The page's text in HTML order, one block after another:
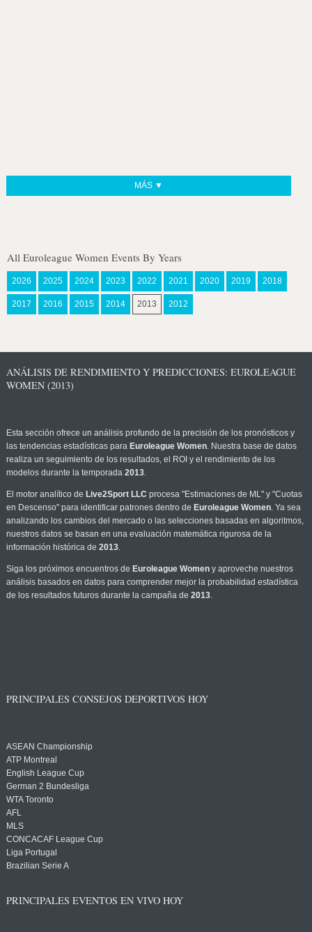
MÁS ▼
All Euroleague Women Events By Years
2026 2025 2024 2023 2022 2021 2020 2019 2018
2017 2016 2015 2014 2013 2012
ANÁLISIS DE RENDIMIENTO Y PREDICCIONES: EUROLEAGUE
WOMEN (2013)
Esta sección ofrece un análisis profundo de la precisión de los pronósticos y
las tendencias estadísticas para Euroleague Women. Nuestra base de datos
realiza un seguimiento de los resultados, el ROI y el rendimiento de los
modelos durante la temporada 2013.
El motor analítico de Live2Sport LLC procesa "Estimaciones de ML" y "Cuotas
en Descenso" para identificar patrones dentro de Euroleague Women. Ya sea
analizando los cambios del mercado o las selecciones basadas en algoritmos,
nuestros datos se basan en una evaluación matemática rigurosa de la
información histórica de 2013.
Siga los próximos encuentros de Euroleague Womeny aproveche nuestros
análisis basados en datos para comprender mejor la probabilidad estadística
de los resultados futuros durante la campaña de 2013.
PRINCIPALES CONSEJOS DEPORTIVOS HOY
ASEAN Championship
ATP Montreal
English League Cup
German 2 Bundesliga
WTA Toronto
AFL
MLS
CONCACAF League Cup
Liga Portugal
Brazilian Serie A
PRINCIPALES EVENTOS EN VIVO HOY